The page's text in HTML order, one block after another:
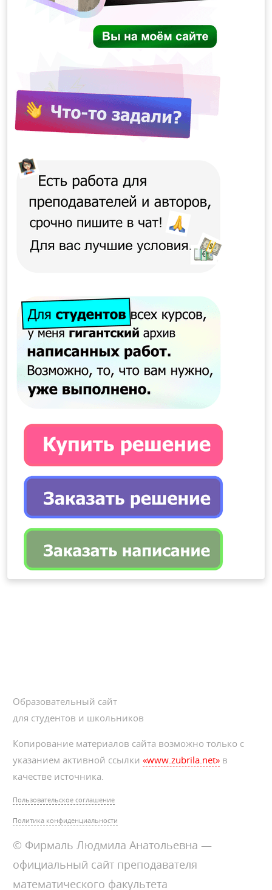
Образовательный сайт
для студентов и школьников
Копирование материалов сайта возможно только с
указанием активной ссылки«www.zubrila.net» в
качестве источника.
Пользовательское соглашение
Политика конфиденциальности
© Фирмаль Людмила Анатольевна —
официальный сайт преподавателя
математического факультета